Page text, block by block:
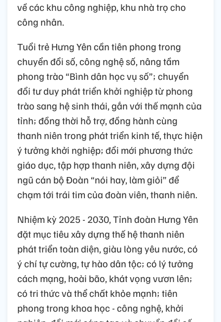
về các khu công nghiệp, khu nhà trọ cho
công nhân.
Tuổi trẻ Hưng Yên cần tiên phong trong
chuyển đổi số, công nghệ số, nâng tầm
phong trào “Bình dân học vụ số”; chuyển
đổi tư duy phát triển khởi nghiệp từ phong
trào sang hệ sinh thái, gắn với thế mạnh của
tỉnh; đồng thời hỗ trợ, đồng hành cùng
thanh niên trong phát triển kinh tế, thực hiện
ý tưởng khởi nghiệp; đổi mới phương thức
giáo dục, tập hợp thanh niên, xây dựng đội
ngũ cán bộ Đoàn “nói hay, làm giỏi” để
chạm tới trái tim của đoàn viên, thanh niên.
Nhiệm kỳ 2025 - 2030, Tỉnh đoàn Hưng Yên
đặt mục tiêu xây dựng thế hệ thanh niên
phát triển toàn diện, giàu lòng yêu nước, có
ý chí tự cường, tự hào dân tộc; có lý tưởng
cách mạng, hoài bão, khát vọng vươn lên;
có tri thức và thể chất khỏe mạnh; tiên
phong trong khoa học - công nghệ, khởi